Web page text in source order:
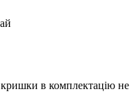
в комплектацію не